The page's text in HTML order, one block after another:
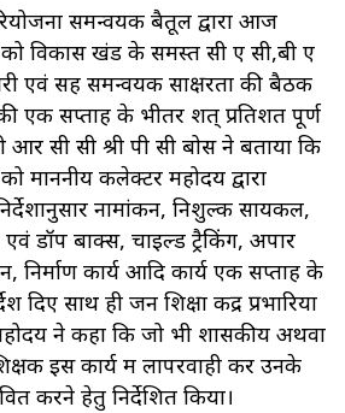
समन्वयक बैतूल द्वारा आज
विकास खंड के समस्त सी ए सी,बी ए
एवं सह समन्वयक साक्षरता की बैठक
एक सप्ताह के भीतर शत् प्रतिशत पूर्ण
आर सी सी श्री पी सी बोस ने बताया कि
माननीय कलेक्टर महोदय द्वारा
नामांकन, निशुल्क सायकल,
डॉप बाक्स, चाइल्ड ट्रैकिंग, अपार
निर्माण कार्य आदि कार्य एक सप्ताह के
दिए साथ ही जन शिक्षा केंद्र प्रभारियों
ने कहा कि जो भी शासकीय अथवा
इस कार्य में लापरवाही करें उनके
करने हेतु निर्देशित किया।